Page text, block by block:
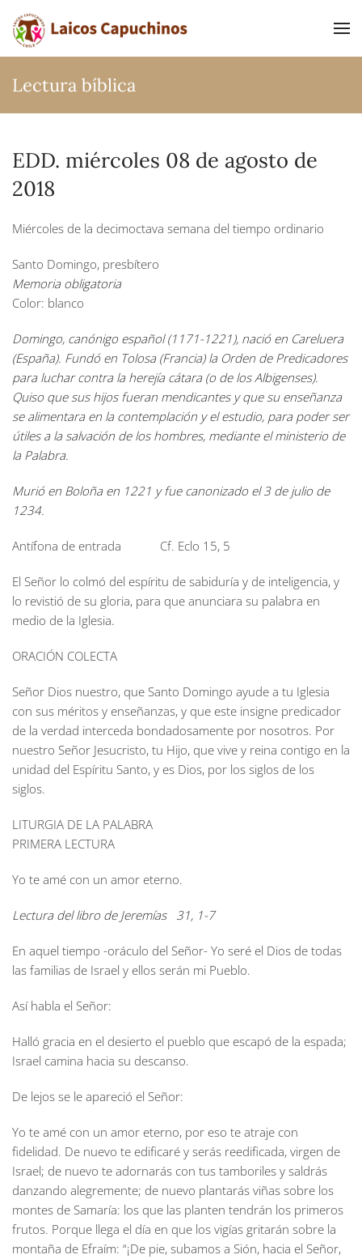
Ir al contenido principal
Lectura bíblica
EDD. miércoles 08 de agosto de
2018
Miércoles de la decimoctava semana del tiempo ordinario
Santo Domingo, presbítero
Memoria obligatoria
Color: blanco
Domingo, canónigo español (1171-1221), nació en Careluera
(España). Fundó en Tolosa (Francia) la Orden de Predicadores
para luchar contra la herejía cátara (o de los Albigenses).
Quiso que sus hijos fueran mendicantes y que su enseñanza
se alimentara en la contemplación y el estudio, para poder ser
útiles a la salvación de los hombres, mediante el ministerio de
la Palabra.
Murió en Boloña en 1221 y fue canonizado el 3 de julio de
1234.
Antífona de entrada Cf. Eclo 15, 5
El Señor lo colmó del espíritu de sabiduría y de inteligencia, y
lo revistió de su gloria, para que anunciara su palabra en
medio de la Iglesia.
ORACIÓN COLECTA
Señor Dios nuestro, que Santo Domingo ayude a tu Iglesia
con sus méritos y enseñanzas, y que este insigne predicador
de la verdad interceda bondadosamente por nosotros. Por
nuestro Señor Jesucristo, tu Hijo, que vive y reina contigo en la
unidad del Espíritu Santo, y es Dios, por los siglos de los
siglos.
LITURGIA DE LA PALABRA
PRIMERA LECTURA
Yo te amé con un amor eterno.
Lectura del libro de Jeremías 31, 1-7
En aquel tiempo -oráculo del Señor- Yo seré el Dios de todas
las familias de Israel y ellos serán mi Pueblo.
Así habla el Señor:
Halló gracia en el desierto el pueblo que escapó de la espada;
Israel camina hacia su descanso.
De lejos se le apareció el Señor:
Yo te amé con un amor eterno, por eso te atraje con
fidelidad. De nuevo te edificaré y serás reedificada, virgen de
Israel; de nuevo te adornarás con tus tamboriles y saldrás
danzando alegremente; de nuevo plantarás viñas sobre los
montes de Samaría: los que las planten tendrán los primeros
frutos. Porque llega el día en que los vigías gritarán sobre la
montaña de Efraím: “¡De pie, subamos a Sión, hacia el Señor,